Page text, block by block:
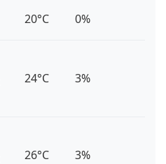
20°C 0%
24°C 3%
26°C 3%